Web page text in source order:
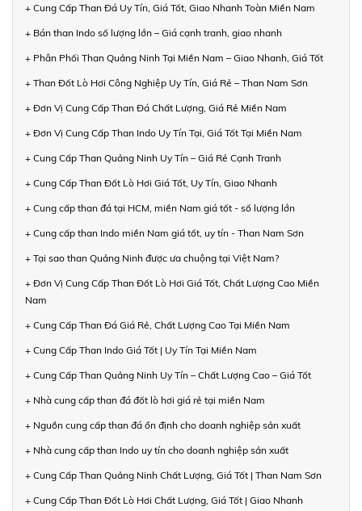
+ Cung Cấp Than Đá Uy Tín, Giá Tốt, Giao Nhanh Toàn Miền Nam
+ Bán than Indo số lượng lớn – Giá cạnh tranh, giao nhanh
+ Phân Phối Than Quảng Ninh Tại Miền Nam – Giao Nhanh, Giá Tốt
+ Than Đốt Lò Hơi Công Nghiệp Uy Tín, Giá Rẻ – Than Nam Sơn
+ Đơn Vị Cung Cấp Than Đá Chất Lượng, Giá Rẻ Miền Nam
+ Đơn Vị Cung Cấp Than Indo Uy Tín Tại, Giá Tốt Tại Miền Nam
+ Cung Cấp Than Quảng Ninh Uy Tín – Giá Rẻ Cạnh Tranh
+ Cung Cấp Than Đốt Lò Hơi Giá Tốt, Uy Tín, Giao Nhanh
+ Cung cấp than đá tại HCM, miền Nam giá tốt - số lượng lớn
+ Cung cấp than Indo miền Nam giá tốt, uy tín - Than Nam Sơn
+ Tại sao than Quảng Ninh được ưa chuộng tại Việt Nam?
+ Đơn Vị Cung Cấp Than Đốt Lò Hơi Giá Tốt, Chất Lượng Cao Miền
Nam
+ Cung Cấp Than Đá Giá Rẻ, Chất Lượng Cao Tại Miền Nam
+ Cung Cấp Than Indo Giá Tốt | Uy Tín Tại Miền Nam
+ Cung Cấp Than Quảng Ninh Uy Tín – Chất Lượng Cao – Giá Tốt
+ Nhà cung cấp than đá đốt lò hơi giá rẻ tại miền Nam
+ Nguồn cung cấp than đá ổn định cho doanh nghiệp sản xuất
+ Nhà cung cấp than Indo uy tín cho doanh nghiệp sản xuất
+ Cung Cấp Than Quảng Ninh Chất Lượng, Giá Tốt | Than Nam Sơn
+ Cung Cấp Than Đốt Lò Hơi Chất Lượng, Giá Tốt | Giao Nhanh